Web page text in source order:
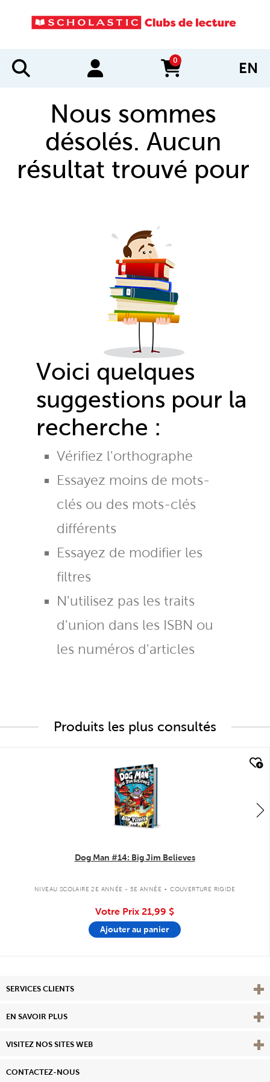
0
items in cart EN
Nous sommes
désolés. Aucun
résultat trouvé pour
Voici quelques
suggestions pour la
recherche :
Vérifiez l'orthographe
Essayez moins de mots-
clés ou des mots-clés
différents
Essayez de modifier les
filtres
N'utilisez pas les traits
d'union dans les ISBN ou
les numéros d'articles
Produits les plus consultés
Dog Man #14: Big Jim Believes
NIVEAU SCOLAIRE 2E ANNÉE - 5E ANNÉE . COUVERTURE RIGIDE
Votre Prix 21,99 $
Ajouter au panier
SERVICES CLIENTS
EN SAVOIR PLUS View
VISITEZ NOS SITES WEB
CONTACTEZ-NOUS